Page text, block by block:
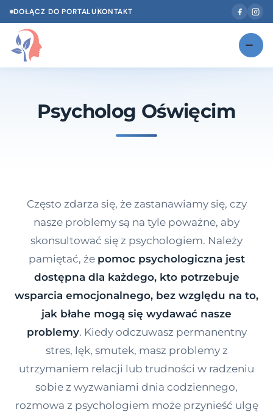
DOŁĄCZ DO PORTALUKONTAKT
NOWOŚĆ
Dawka wiedzy
Dla specjalistów
Kontakt
Dołącz do portalu
Psycholog Oświęcim
Często zdarza się, że zastanawiamy się, czy
nasze problemy są na tyle poważne, aby
skonsultować się z psychologiem. Należy
pamiętać, że pomoc psychologiczna jest
dostępna dla każdego, kto potrzebuje
wsparcia emocjonalnego, bez względu na to,
jak błahe mogą się wydawać nasze
problemy. Kiedy odczuwasz permanentny
stres, lęk, smutek, masz problemy z
utrzymaniem relacji lub trudności w radzeniu
sobie z wyzwaniami dnia codziennego,
rozmowa z psychologiem może przynieść ulgę